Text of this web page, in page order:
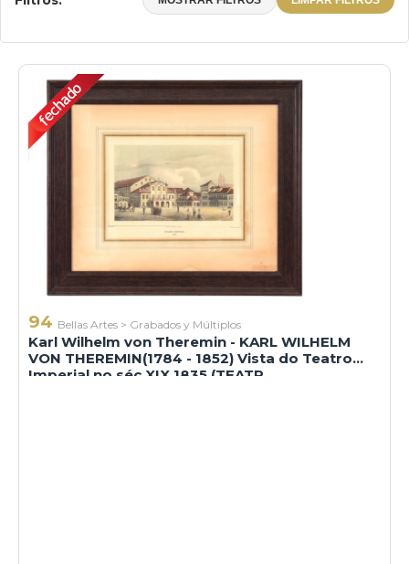
NOCHE 1
94 Bellas Artes > Grabados y Múltiplos
Karl Wilhelm von Theremin - KARL WILHELM
VON THEREMIN(1784 - 1852) Vista do Teatro
Imperial no séc XIX 1835 (TEATR